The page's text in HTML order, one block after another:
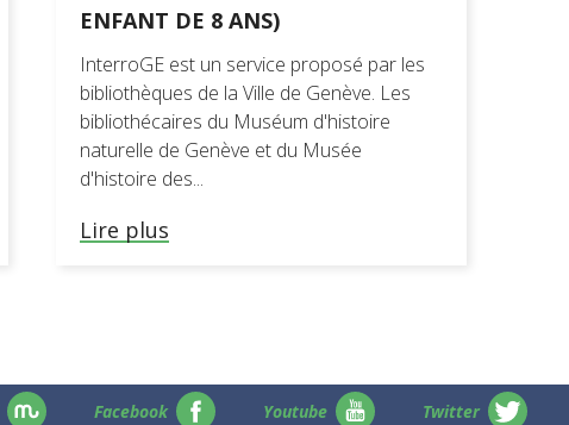
ENFANT DE 8 ANS)
InterroGE est un service proposé par les
bibliothèques de la Ville de Genève. Les
bibliothécaires du Muséum d'histoire
naturelle de Genève et du Musée
d'histoire des...
Lire plus
Facebook Youtube Twitter